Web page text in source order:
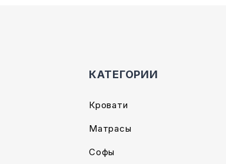
КАТЕГОРИИ
Кровати
Матрасы
Софы